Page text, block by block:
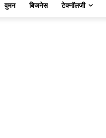
वुमन बिजनेस टेक्नॉलजी